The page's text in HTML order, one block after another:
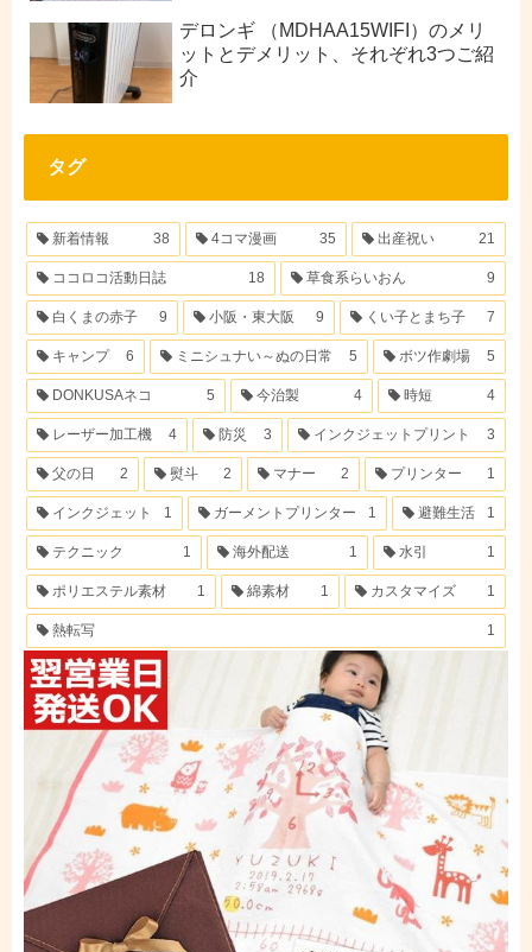
デロンギ （MDHAA15WIFI）のメリ
ットとデメリット、それぞれ3つご紹
介
タグ
新着情報 38 4コマ漫画 35 出産祝い 21
ココロコ活動日誌 18 草食系らいおん 9
白くまの赤子 9 小阪・東大阪 9 くい子とまち子 7
キャンプ 6 ミニシュナい～ぬの日常 5 ボツ作劇場 5
DONKUSAネコ 5 今治製 4 時短 4
レーザー加工機 4 防災 3 インクジェットプリント 3
父の日 2 熨斗 2 マナー 2 プリンター 1
インクジェット 1 ガーメントプリンター 1 避難生活 1
テクニック 1 海外配送 1 水引 1
ポリエステル素材 1 綿素材 1 カスタマイズ 1
熱転写 1